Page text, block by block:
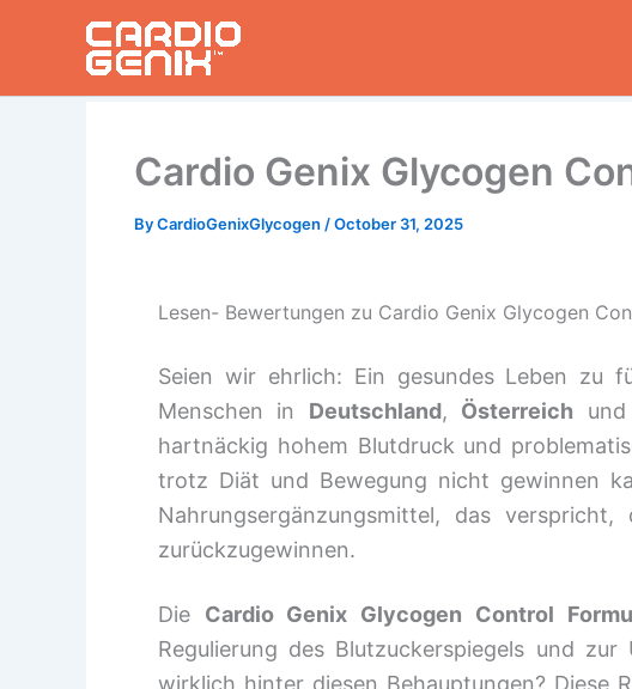
Cardio Genix Glycogen
ByCardioGenixGlycogen /October 31, 2025
Lesen- Bewertungen zu Cardio Genix Glycogen
Seien wir ehrlich: Ein gesundes Leben zu
Menschen in Deutschland, Österreich
hartnäckig hohem Blutdruck und
trotz Diät und Bewegung nicht gewinnen
Nahrungsergänzungsmittel, das
zurückzugewinnen.
Die Cardio Genix Glycogen Control
Regulierung des Blutzuckerspiegels und
wirklich hinter diesen Behauptungen? Diese